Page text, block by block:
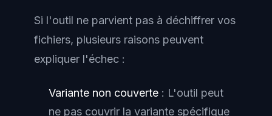
Si l'outil ne parvient pas à déchiffrer vos
fichiers, plusieurs raisons peuvent
expliquer l'échec :
Variante non couverte : L'outil peut
ne pas couvrir la variante spécifique